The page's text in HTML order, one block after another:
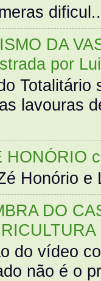
DA
por
Totalitário
lavouras
HONÓRIO
Honório
DO
do vídeo
não é o